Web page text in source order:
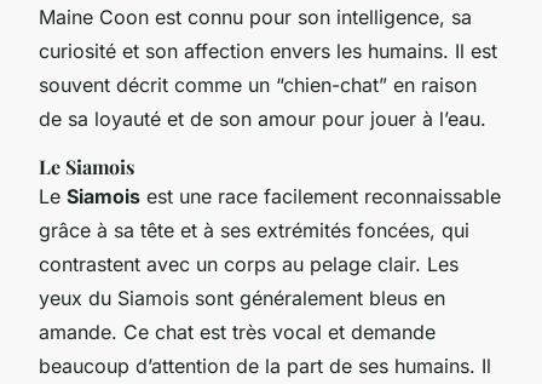
Maine Coon est connu pour son intelligence, sa
curiosité et son affection envers les humains. Il est
souvent décrit comme un “chien-chat” en raison
de sa loyauté et de son amour pour jouer à l’eau.
Le Siamois
Le Siamois est une race facilement reconnaissable
grâce à sa tête et à ses extrémités foncées, qui
contrastent avec un corps au pelage clair. Les
yeux du Siamois sont généralement bleus en
amande. Ce chat est très vocal et demande
beaucoup d’attention de la part de ses humains. Il